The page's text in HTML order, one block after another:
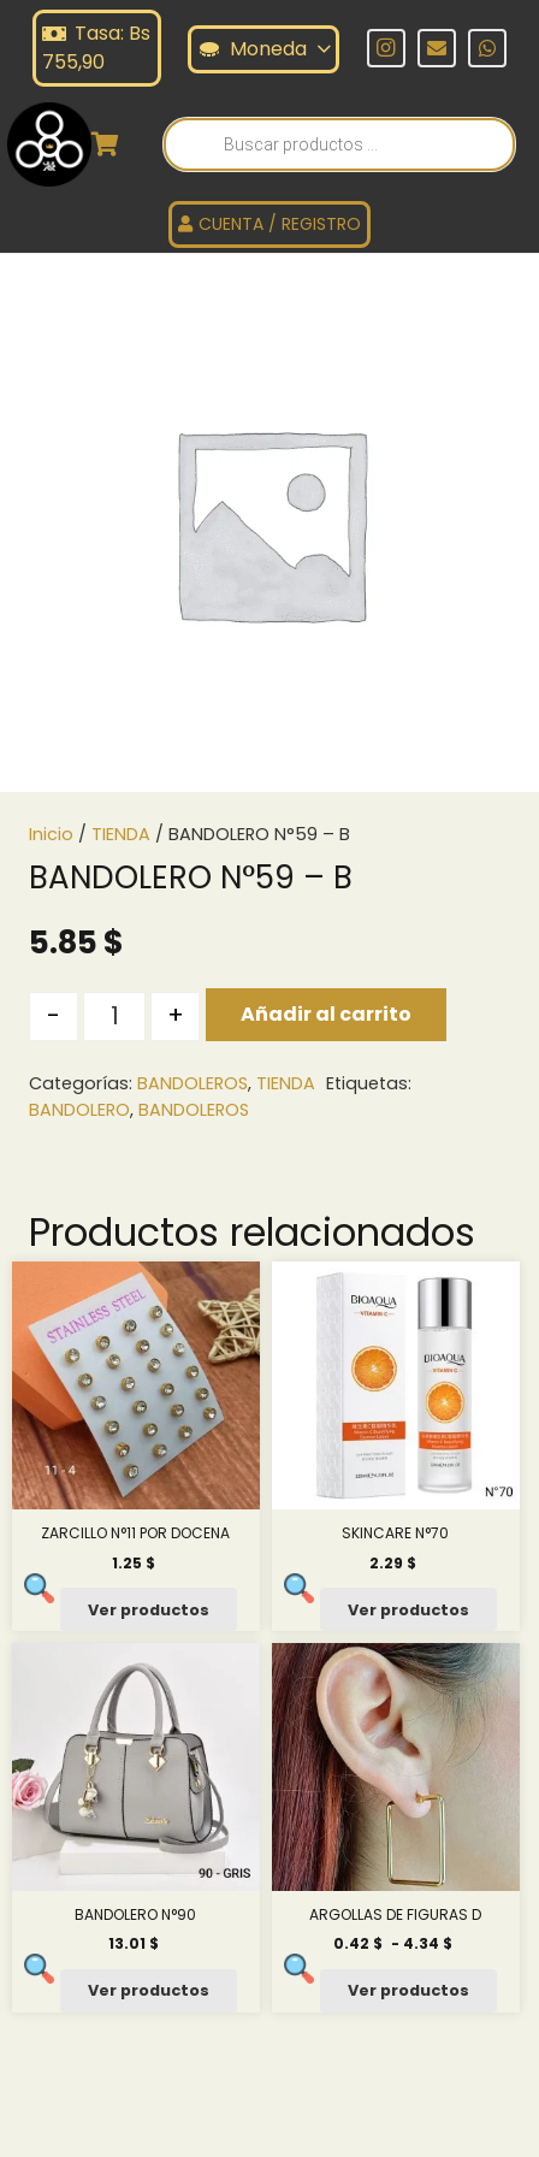
Tasa: Bs
755,90
Moneda
Búsqueda
de
productos
CUENTA / REGISTRO
Inicio / TIENDA / BANDOLERO N°59 – B
BANDOLERO N°59 – B
5.85$
- + Añadir al carrito
Categorías: BANDOLEROS, TIENDA Etiquetas:
BANDOLERO, BANDOLEROS
Productos relacionados
ZARCILLO N°11 POR DOCENA
1.25 $
Ver productos
SKINCARE N°70
2.29 $
Ver productos
BANDOLERO N°90
13.01 $
Ver productos
ARGOLLAS DE FIGURAS D
0.42 $ - 4.34 $
desde
Ver productos